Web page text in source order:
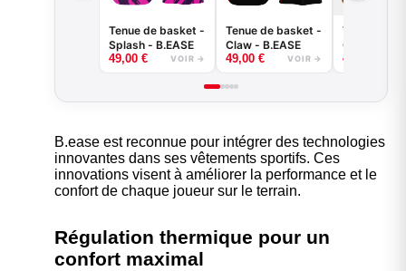
Tenue de basket -
Splash - B.EASE
49,00 € VOIR →
Tenue de basket -
Claw - B.EASE
49,00 € VOIR →
Tenue de
Griffe -
49,00
B.ease est reconnue pour intégrer des technologies
innovantes dans ses vêtements sportifs. Ces
innovations visent à améliorer la performance et le
confort de chaque joueur sur le terrain.
Régulation thermique pour un
confort maximal